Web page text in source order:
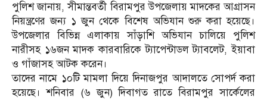
পুলিশ জানায়, সীমান্তবর্তী বিরামপুর উপজেলায় মাদকের আগ্রাসন
নিয়ন্ত্রণের জন্য ১ জুন থেকে বিশেষ অভিযান শুরু করা হয়েছে।
উপজেলার বিভিন্ন এলাকায় সাঁড়াশি অভিযান চালিয়ে পুলিশ
নারীসহ ১৬জন মাদক কারবারিকে ট্যাপেন্টাডল ট্যাবলেট, ইয়াবা
ও গাঁজাসহ আটক করেন।
তাদের নামে ১০টি মামলা দিয়ে দিনাজপুর আদালতে সোপর্দ করা
হয়েছে। শনিবার (৬ জুন) দিবাগত রাতে বিরামপুর সার্কেলের